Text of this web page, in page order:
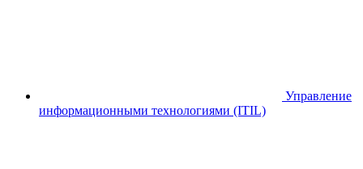
Управление
информационными технологиями (ITIL)